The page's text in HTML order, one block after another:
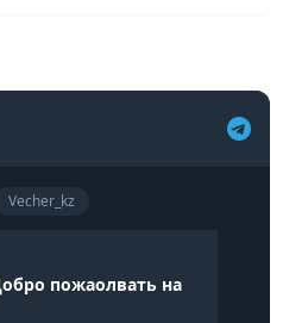
Vecher_kz
пожаолвать на